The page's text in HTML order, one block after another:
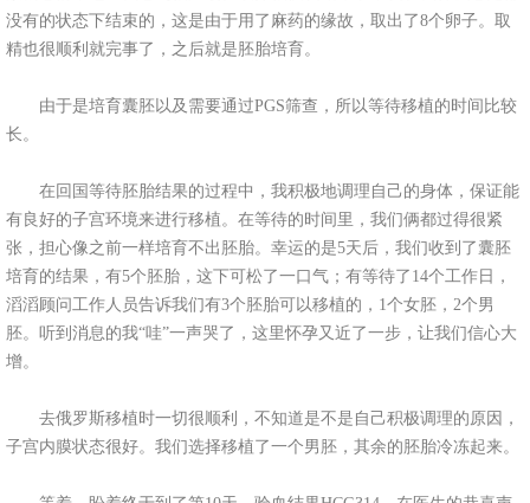
没有的状态下结束的，这是由于用了麻药的缘故，取出了8个卵子。取
精也很顺利就完事了，之后就是胚胎培育。
由于是培育囊胚以及需要通过PGS筛查，所以等待移植的时间比较
长。
在回国等待胚胎结果的过程中，我积极地调理自己的身体，保证能
有良好的子宫环境来进行移植。在等待的时间里，我们俩都过得很紧
张，担心像之前一样培育不出胚胎。幸运的是5天后，我们收到了囊胚
培育的结果，有5个胚胎，这下可松了一口气；有等待了14个工作日，
滔滔顾问工作人员告诉我们有3个胚胎可以移植的，1个女胚，2个男
胚。听到消息的我“哇”一声哭了，这里怀孕又近了一步，让我们信心大
增。
去俄罗斯移植时一切很顺利，不知道是不是自己积极调理的原因，
子宫内膜状态很好。我们选择移植了一个男胚，其余的胚胎冷冻起来。